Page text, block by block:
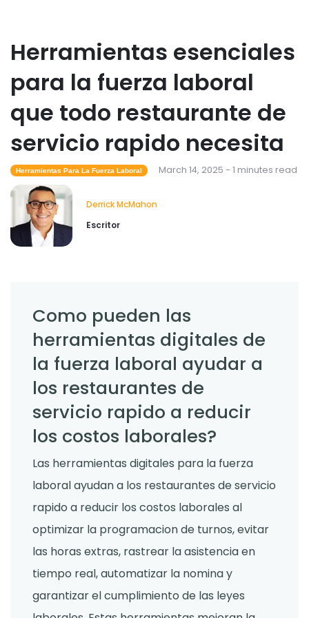
Herramientas esenciales
para la fuerza laboral
que todo restaurante de
servicio rapido necesita
Herramientas Para La Fuerza Laboral March 14, 2025 - 1 minutes read
Derrick McMahon
Escritor
Como pueden las
herramientas digitales de
la fuerza laboral ayudar a
los restaurantes de
servicio rapido a reducir
los costos laborales?
Las herramientas digitales para la fuerza
laboral ayudan a los restaurantes de servicio
rapido a reducir los costos laborales al
optimizar la programacion de turnos, evitar
las horas extras, rastrear la asistencia en
tiempo real, automatizar la nomina y
garantizar el cumplimiento de las leyes